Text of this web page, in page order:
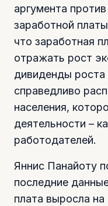
аргумента
заработной
что заработная
отражать рост
дивиденды
справедливо
населения,
деятельности –
работодателей.
Яннис Панайоту
последние
плата выросла